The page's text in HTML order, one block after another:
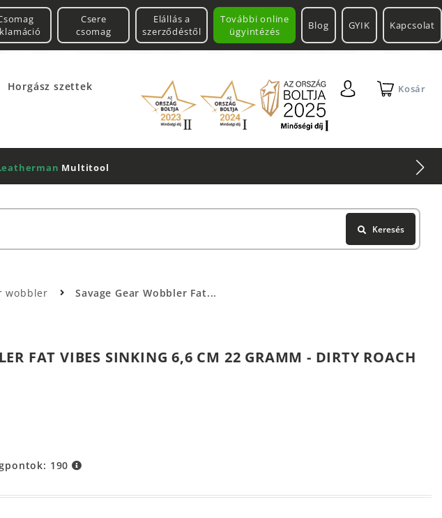
További online
ügyintézés
Csere
csomag
Elállás a
szerződéstől
Blog GYIK Kapcsolat
Horgász szettek Kosár
Multitool
Keresés
wobbler Savage Gear Wobbler Fat...
FAT VIBES SINKING 6,6 CM 22 GRAMM - DIRTY ROACH
190